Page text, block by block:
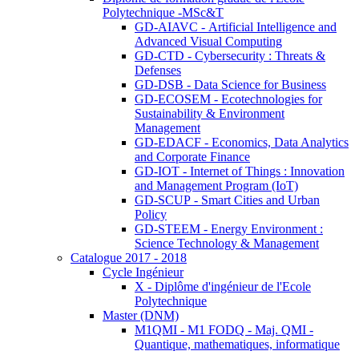
Polytechnique -MSc&T
GD-AIAVC - Artificial Intelligence and
Advanced Visual Computing
GD-CTD - Cybersecurity : Threats &
Defenses
GD-DSB - Data Science for Business
GD-ECOSEM - Ecotechnologies for
Sustainability & Environment
Management
GD-EDACF - Economics, Data Analytics
and Corporate Finance
GD-IOT - Internet of Things : Innovation
and Management Program (IoT)
GD-SCUP - Smart Cities and Urban
Policy
GD-STEEM - Energy Environment :
Science Technology & Management
Catalogue 2017 - 2018
Cycle Ingénieur
X - Diplôme d'ingénieur de l'Ecole
Polytechnique
Master (DNM)
M1QMI - M1 FODQ - Maj. QMI -
Quantique, mathematiques, informatique